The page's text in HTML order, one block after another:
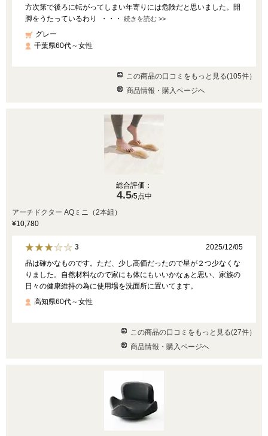
方次第で後ろに転がってしまい年寄りには危険だと思いました。開
脚をうたっているわり ・・・
続きを読む >>
グレー
千葉県60代～女性
この商品の口コミをもっと見る(105件）
商品情報・購入ページへ
総合評価：
4.5/5点中
アーチドクター AQミニ（2本組）
¥10,780
3
2025/12/05
品は確かなものです。ただ、少し高価だったので星が２つ少なくな
りました。自然材料なので家にも体にもいいかなぁと思い、家族の
日々の健康維持の為に使用場を洗面所に置いてます。
高知県60代～女性
この商品の口コミをもっと見る(27件）
商品情報・購入ページへ